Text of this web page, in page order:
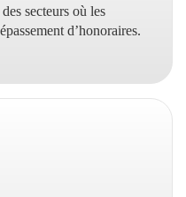
secteurs où les
d’honoraires.